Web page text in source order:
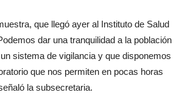
que llegó ayer al Instituto de Salud
dar una tranquilidad a la población
sistema de vigilancia y que disponemos
que nos permiten en pocas horas
la subsecretaria.